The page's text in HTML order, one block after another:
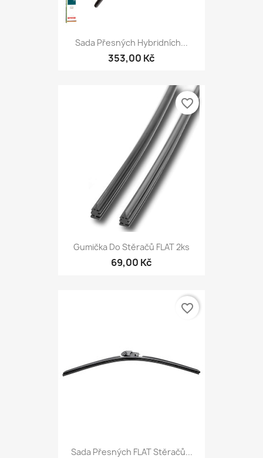
Sada Přesných Hybridních...
353,00 Kč
Gumička Do Stěračů FLAT 2ks
69,00 Kč
favorite_border
Sada Přesných FLAT Stěračů...
favorite_border